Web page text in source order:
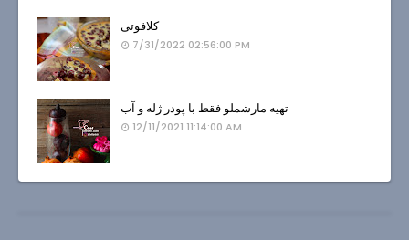
کلافوتی
7/31/2022 02:56:00 PM
تهیه مارشملو فقط با پودر ژله و آب
12/11/2021 11:14:00 AM